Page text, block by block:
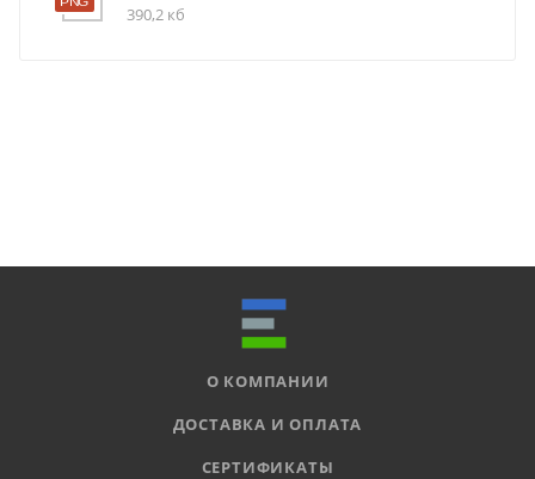
390,2 кб
О КОМПАНИИ
ДОСТАВКА И ОПЛАТА
СЕРТИФИКАТЫ